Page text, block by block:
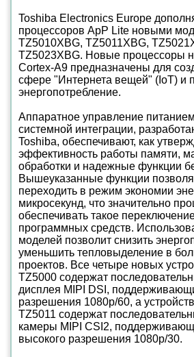
Toshiba Electronics Europe
процессоров ApP Lite новыми
TZ5010XBG, TZ5011XBG,
TZ5023XBG. Новые процессоры
Cortex-A9 предназначены для
сфере "Интернета вещей" (IoT) и
энергопотребление.
Аппаратное управление
системной интеграции,
Toshiba, обеспечивают, как
эффективность работы памяти,
обработки и надежные функции
Вышеуказанные функции
переходить в режим экономии
микросекунд, что значительно
обеспечивать такое
программных средств.
моделей позволит снизить
уменьшить тепловыделение в
проектов. Все четыре новых
TZ5000 содержат
дисплея MIPI DSI,
разрешения 1080p/60, а
TZ5011 содержат
камеры MIPI CSI2,
высокого разрешения 1080p/30.